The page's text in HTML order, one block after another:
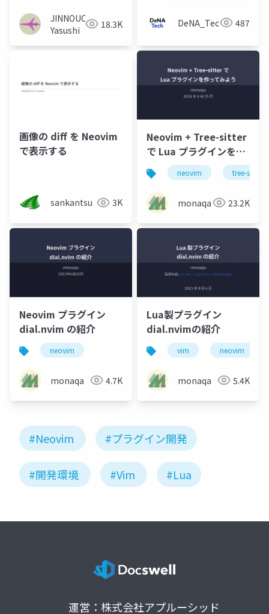
JINNOUCHI
Yasushi
18.3K DeNA_Tech 487
画像の diff を Neovim
で表示する
sankantsu 3K
Neovim + Tree-sitter
で Lua プラグインを作
ってみよう
neovim tree-sitter
monaqa 23.2K
Neovim プラグイン
dial.nvim の紹介
neovim
monaqa 4.7K
Lua製プラグイン
dial.nvimの紹介
vim neovim
monaqa 5.4K
#Neovim #プラグイン開発
#開発環境 #Vim #Lua
運営：株式会社アプルーシッド